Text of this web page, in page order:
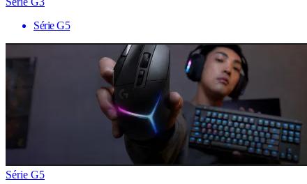
Série G5
Série G5